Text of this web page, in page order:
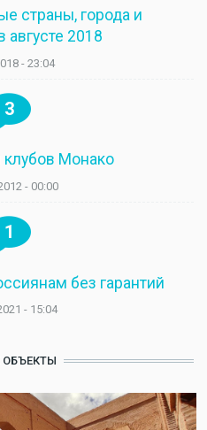
страны, города и
августе 2018
- 23:04
3
клубов Монако
- 00:00
1
без гарантий
- 15:04
ОБЪЕКТЫ